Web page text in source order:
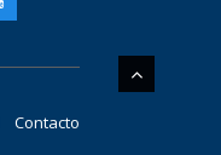
Contacto